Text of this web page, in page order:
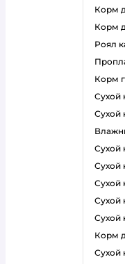
корм
корм
роял
корм
корм